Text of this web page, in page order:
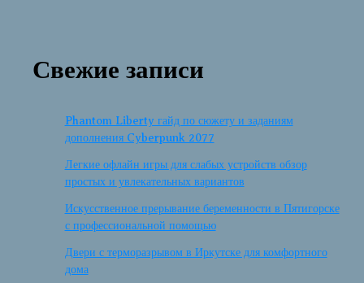
Свежие записи
Phantom Liberty гайд по сюжету и заданиям
дополнения Cyberpunk 2077
Легкие офлайн игры для слабых устройств обзор
простых и увлекательных вариантов
Искусственное прерывание беременности в Пятигорске
с профессиональной помощью
Двери с терморазрывом в Иркутске для комфортного
дома